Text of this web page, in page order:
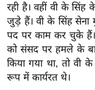
मि
सा
ल
बे
मि
रही है। वहीं वी के
जुड़े हैं। वी के सिंह सेना
पद पर काम कर चुके
को संसद पर हमले के
किया गया था, तो वी
रूप में कार्यरत थे।